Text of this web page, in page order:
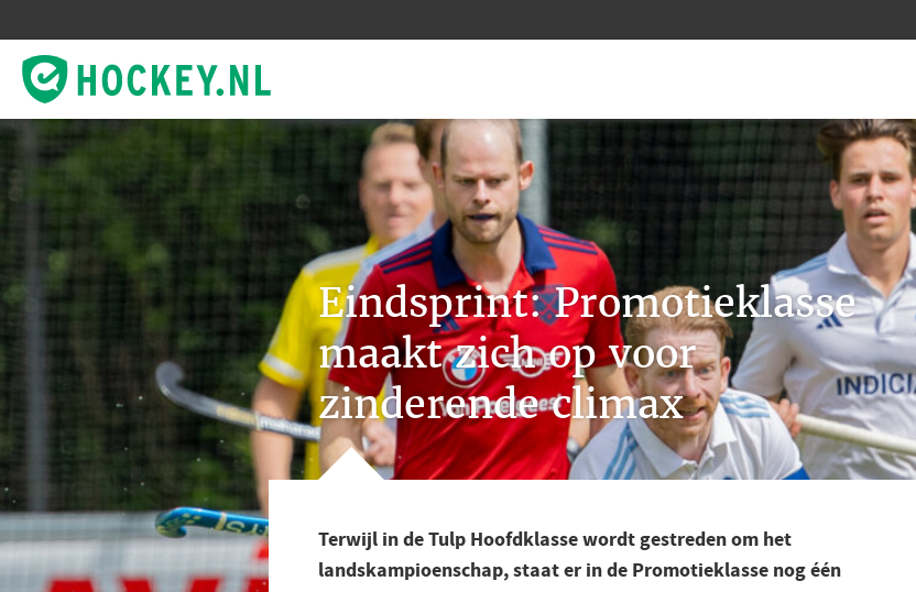
Eindsprint: Promotieklasse
maakt zich op voor
zinderende climax
Terwijl in de Tulp Hoofdklasse wordt gestreden om het
landskampioenschap, staat er in de Promotieklasse nog één